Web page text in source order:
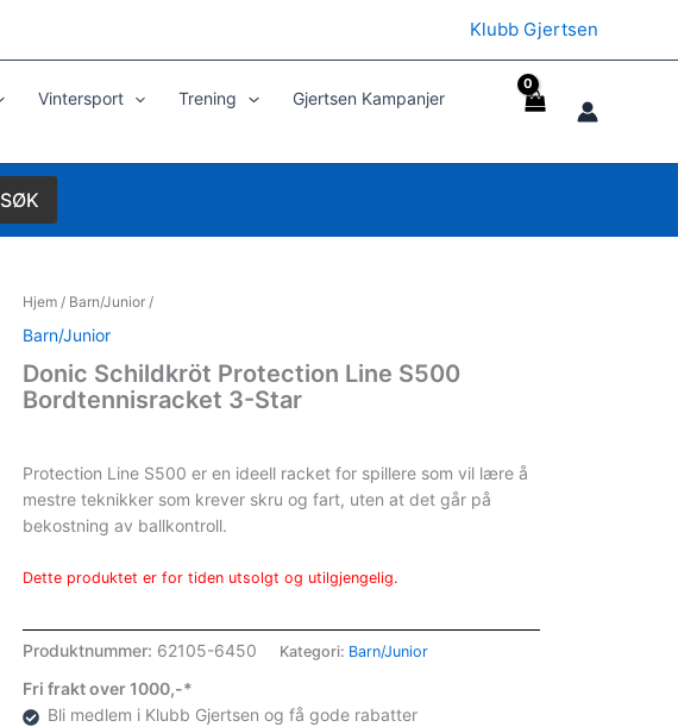
Klubb Gjertsen
Vintersport Trening
Gjertsen Kampanjer
SØK
Hjem/ Barn/Junior/
Barn/Junior
Donic Schildkröt Protection Line S500
Bordtennisracket 3-Star
Protection Line S500 er en ideell racket for spillere som vil lære å
mestre teknikker som krever skru og fart, uten at det går på
bekostning av ballkontroll.
Dette produktet er for tiden utsolgt og utilgjengelig.
Produktnummer: 62105-6450 Kategori: Barn/Junior
Fri frakt over 1000,-*
Bli medlem i Klubb Gjertsen og få gode rabatter